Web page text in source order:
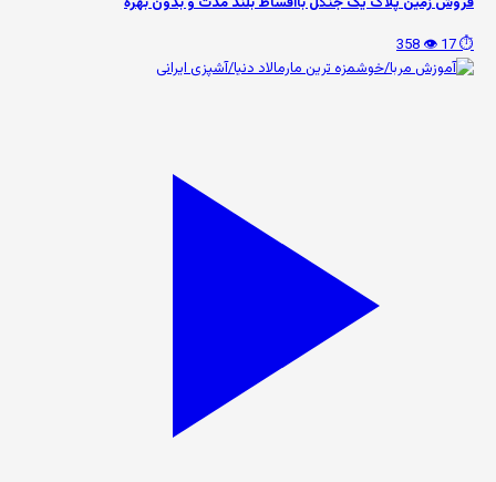
⏱️ 17
👁️ 358